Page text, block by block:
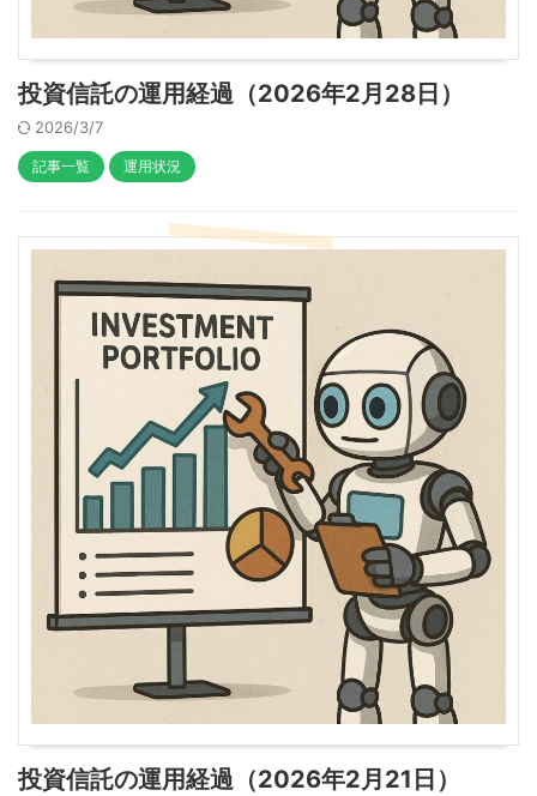
投資信託の運用経過（2026年2月28日）
2026/3/7
記事一覧 運用状況
投資信託の運用経過（2026年2月21日）